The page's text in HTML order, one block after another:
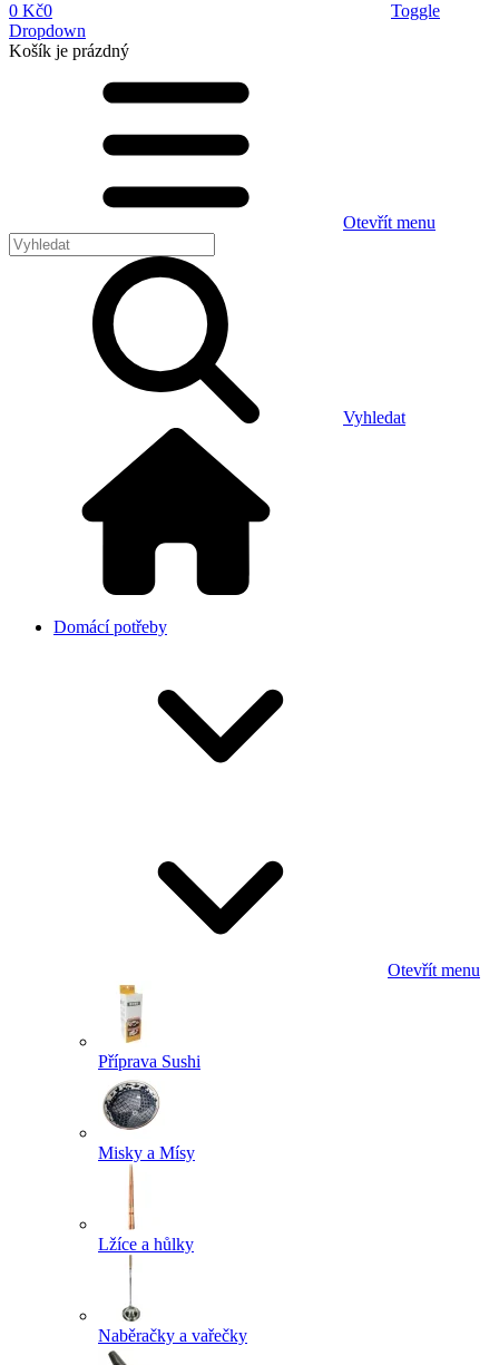
0 Kč0
Toggle
Dropdown
Košík je prázdný
Otevřít menu
Vyhledat
Domácí potřeby
Otevřít menu
Příprava Sushi
Misky a Mísy
Lžíce a hůlky
Naběračky a vařečky